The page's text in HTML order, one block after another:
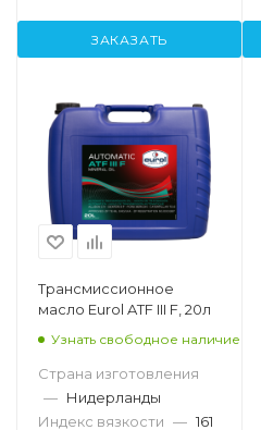
ЗАКАЗАТЬ
Трансмиссионное
масло Eurol ATF III F, 20л
Узнать свободное наличие
Страна изготовления
— Нидерланды
Индекс вязкости — 161